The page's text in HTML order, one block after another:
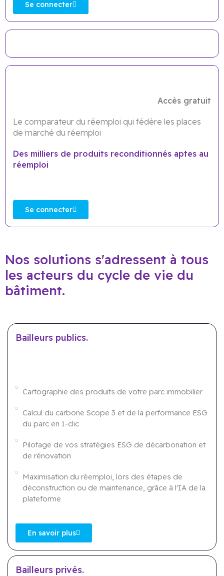
Se connecter
Accès gratuit
Le comparateur du réemploi qui fédère les places
de marché du réemploi
Des milliers de produits reconditionnés aptes au
réemploi
Se connecter
Nos solutions s'adressent à tous
les acteurs du cycle de vie du
bâtiment.
Bailleurs publics.
Cartographie des produits de votre parc immobilier
Calcul du carbone Scope 3 et de la performance ESG
du parc en 1-clic
Pilotage de vos stratégies ESG de décarbonation et
de rénovation
Maximisation du réemploi, lors des étapes de
déconstruction ou de maintenance, grâce à l'IA de la
plateforme
En savoir plus
Bailleurs privés.